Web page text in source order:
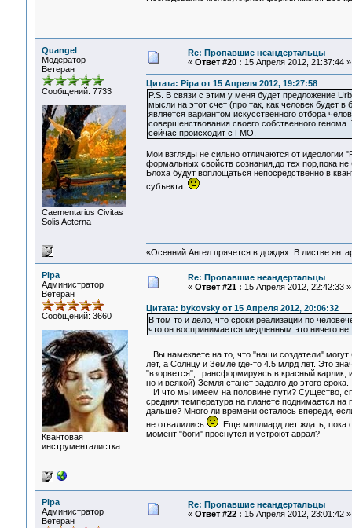
Quangel
Модератор
Ветеран
Сообщений: 7733
Сaementarius Civitas
Solis Aeterna
Re: Пропавшие неандертальцы
« Ответ #20 : 15 Апреля 2012, 21:37:44 »
Цитата: Pipa от 15 Апреля 2012, 19:27:58
P.S. В связи с этим у меня будет предложение
мысли на этот счет (про так, как человек будет
является вариантом искусственного отбора
совершенствования своего собственного
сейчас происходит с ГМО.
Мои взгляды не сильно отличаются от идеологии
формальных свойств сознания,до тех пор,пока
Блоха будут воплощаться непосредственно в
субъекта.
«Осенний Ангел прячется в дождях. В листве
Pipa
Администратор
Ветеран
Сообщений: 3660
Квантовая
инструменталистка
Re: Пропавшие неандертальцы
« Ответ #21 : 15 Апреля 2012, 22:42:33 »
Цитата: bykovsky от 15 Апреля 2012, 20:06:32
В том то и дело, что сроки реализации по
что он воспринимается медленным это ничего не
Вы намекаете на то, что "наши создатели"
лет, а Солнцу и Земле где-то 4.5 млрд лет. Это
"взорвется", трансформируясь в красный карлик,
но и всякой) Земля станет задолго до этого срока.
И что мы имеем на половине пути? Существо,
средняя температура на планете поднимается на
дальше? Много ли времени осталось впереди,
не отвалились
. Еще миллиард лет ждать, пока
момент "боги" проснутся и устроют аврал?
Pipa
Администратор
Ветеран
Re: Пропавшие неандертальцы
« Ответ #22 : 15 Апреля 2012, 23:01:42 »